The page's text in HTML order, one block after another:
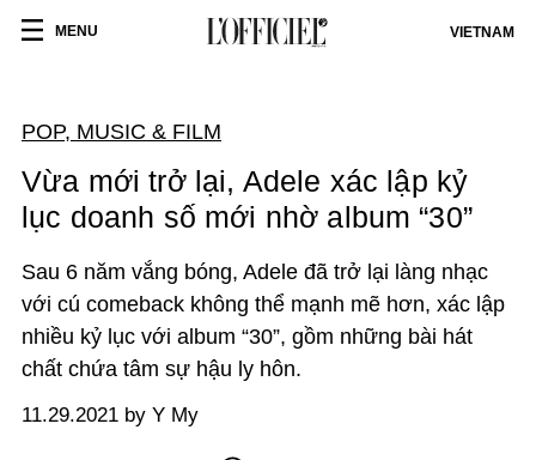
MENU VIETNAM
POP, MUSIC & FILM
Vừa mới trở lại, Adele xác lập kỷ
lục doanh số mới nhờ album “30”
Sau 6 năm vắng bóng, Adele đã trở lại làng nhạc
với cú comeback không thể mạnh mẽ hơn, xác lập
nhiều kỷ lục với album “30”, gồm những bài hát
chất chứa tâm sự hậu ly hôn.
11.29.2021 by Y My